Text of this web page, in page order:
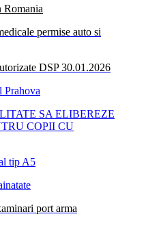
permise auto si
DSP 30.01.2026
Prahova
SA ELIBEREZE
COPII CU
tip A5
port arma